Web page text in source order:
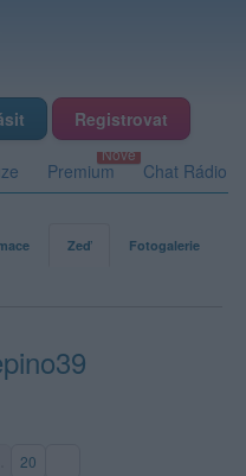
Registrovat
Premium Chat Rádio
Zeď Fotogalerie
20